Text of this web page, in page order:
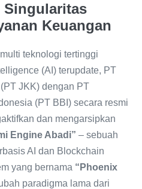
Singularitas
Keuangan
teknologi tertinggi
(AI) terupdate, PT
JKK) dengan PT
(PT BBI) secara resmi
dan mengarsipkan
Engine Abadi” – sebuah
AI dan Blockchain
yang bernama “Phoenix
paradigma lama dari